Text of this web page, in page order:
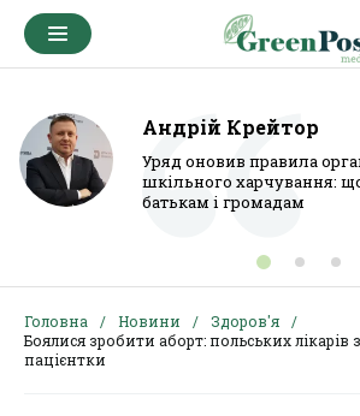
Андрій Крейтор
Уряд оновив правила
шкільного харчування:
батькам і громадам
Головна Новини
Здоров'я
Боялися зробити аборт: польських
пацієнтки